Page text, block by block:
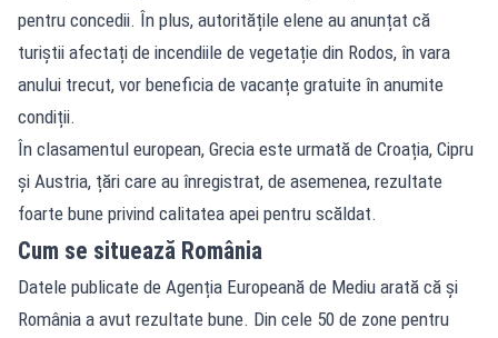
pentru concedii. În plus, autoritățile elene au anunțat că
turiștii afectați de incendiile de vegetație din Rodos, în vara
anului trecut, vor beneficia de vacanțe gratuite în anumite
condiții.
În clasamentul european, Grecia este urmată de Croația, Cipru
și Austria, țări care au înregistrat, de asemenea, rezultate
foarte bune privind calitatea apei pentru scăldat.
Cum se situează România
Datele publicate de Agenția Europeană de Mediu arată că și
România a avut rezultate bune. Din cele 50 de zone pentru